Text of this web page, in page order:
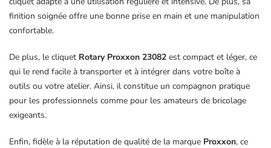
finition soignée offre une bonne prise en main et une manipulation
confortable.
De plus, le cliquet Rotary Proxxon 23082 est compact et léger, ce
qui le rend facile à transporter et à intégrer dans votre boîte à
outils ou votre atelier. Ainsi, il constitue un compagnon pratique
pour les professionnels comme pour les amateurs de bricolage
exigeants.
Enfin, fidèle à la réputation de qualité de la marque Proxxon, ce